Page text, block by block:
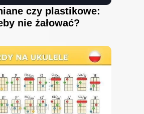
czy plastikowe:
nie żałować?